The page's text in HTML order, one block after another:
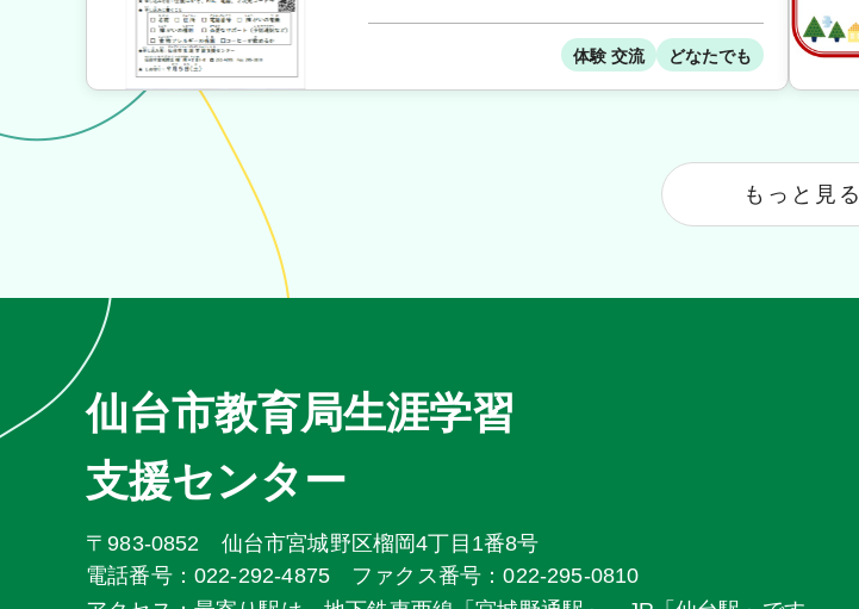
体験 交流 どなたでも
もっと見る
仙台市教育局生涯学習
支援センター
〒983-0852
仙台市宮城野区榴岡4丁目1番8号
電話番号：022-292-4875
ファクス番号：022-295-0810